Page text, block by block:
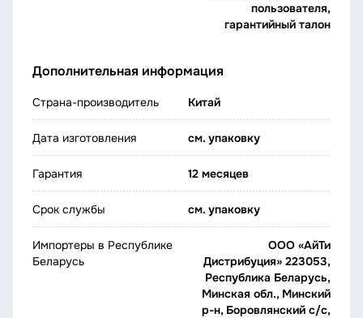
пользователя,
гарантийный талон
Дополнительная информация
Страна-производитель Китай
Дата изготовления см. упаковку
Гарантия 12 месяцев
Срок службы см. упаковку
Импортеры в Республике
Беларусь
ООО «АйТи
Дистрибуция» 223053,
Республика Беларусь,
Минская обл., Минский
р-н, Боровлянский с/с,